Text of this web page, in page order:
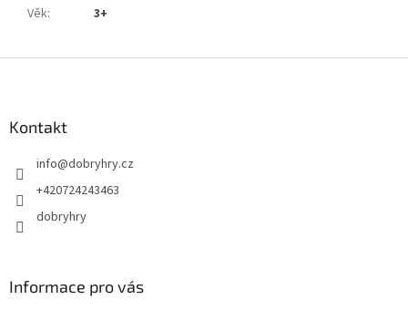
Věk: 3+
Kontakt
info@dobryhry.cz
+420724243463
dobryhry
Informace pro vás